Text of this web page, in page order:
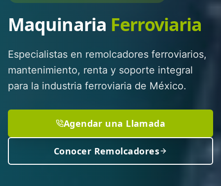
Maquinaria Ferroviaria
Especialistas en remolcadores ferroviarios,
mantenimiento, renta y soporte integral
para la industria ferroviaria de México.
Agendar una Llamada
Conocer Remolcadores